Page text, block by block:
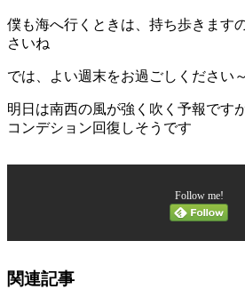
僕も海へ行くときは、持ち歩きます
さいね
では、よい週末をお過ごしください～
明日は南西の風が強く吹く予報です
コンデション回復しそうです
Follow me!
関連記事